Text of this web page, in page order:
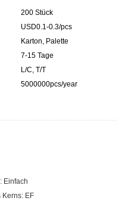
200 Stück
USD0.1-0.3/pcs
Karton, Palette
7-15 Tage
L/C, T/T
5000000pcs/year
Einfach
Kerns: EF